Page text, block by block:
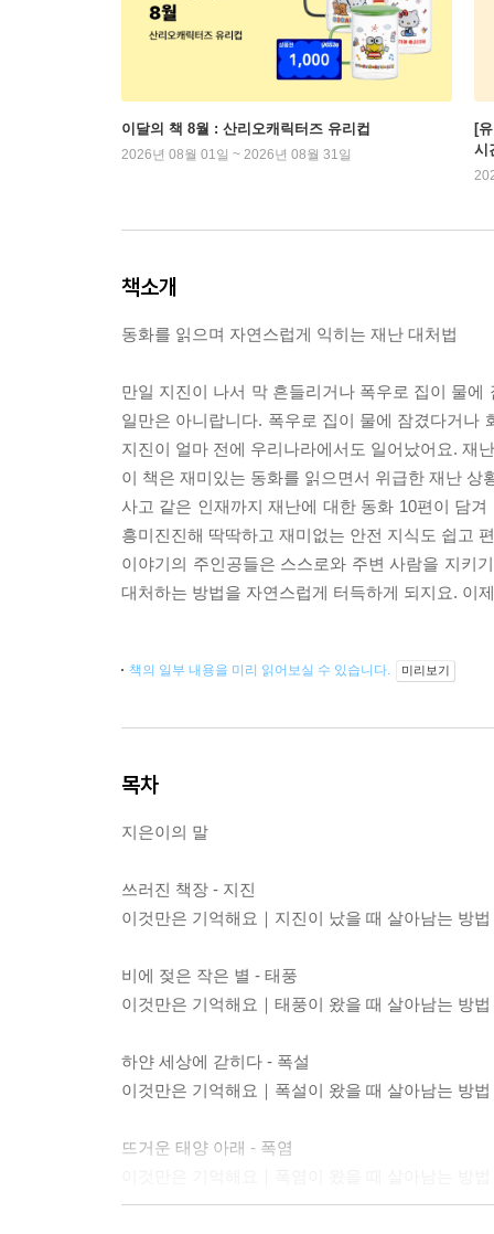
이달의 책 8월 : 산리오캐릭터즈 유리컵
2026년 08월 01일 ~ 2026년 08월 31일
[
시
책소개
동화를 읽으며 자연스럽게 익히는 재난 대처법
만일 지진이 나서 막 흔들리거나 폭우로 집이 물
일만은 아니랍니다. 폭우로 집이 물에 잠겼다거나
지진이 얼마 전에 우리나라에서도 일어났어요. 재
이 책은 재미있는 동화를 읽으면서 위급한 재난
사고 같은 인재까지 재난에 대한 동화 10편이 담
흥미진진해 딱딱하고 재미없는 안전 지식도 쉽고
이야기의 주인공들은 스스로와 주변 사람을 지키
대처하는 방법을 자연스럽게 터득하게 되지요. 이
책의 일부 내용을 미리 읽어보실 수 있습니다. 미리보기
목차
지은이의 말
쓰러진 책장 - 지진
이것만은 기억해요｜지진이 났을 때 살아남는 방법
비에 젖은 작은 별 - 태풍
이것만은 기억해요｜태풍이 왔을 때 살아남는 방법
하얀 세상에 갇히다 - 폭설
이것만은 기억해요｜폭설이 왔을 때 살아남는 방법
뜨거운 태양 아래 - 폭염